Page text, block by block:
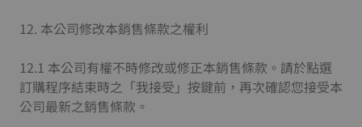
12. 本公司修改本銷售條款之權利
12.1 本公司有權不時修改或修正本銷售條款。請於點選
訂購程序結束時之「我接受」按鍵前，再次確認您接受本
公司最新之銷售條款。